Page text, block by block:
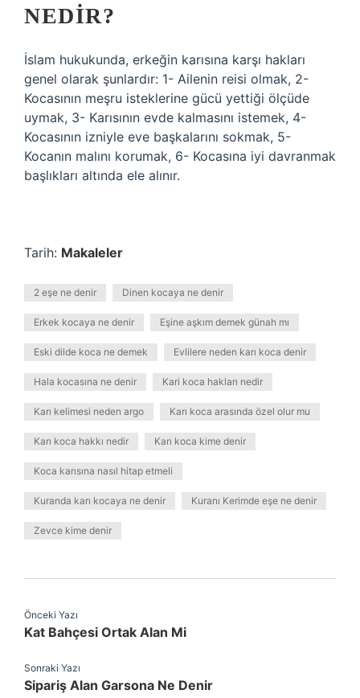
NEDIR?
İslam hukukunda, erkeğin karısına karşı hakları
genel olarak şunlardır: 1- Ailenin reisi olmak, 2-
Kocasının meşru isteklerine gücü yettiği ölçüde
uymak, 3- Karısının evde kalmasını istemek, 4-
Kocasının izniyle eve başkalarını sokmak, 5-
Kocanın malını korumak, 6- Kocasına iyi davranmak
başlıkları altında ele alınır.
Tarih: Makaleler
2 eşe ne denir Dinen kocaya ne denir
Erkek kocaya ne denir Eşine aşkım demek günah mı
Eski dilde koca ne demek Evlilere neden karı koca denir
Hala kocasına ne denir Kari koca hakları nedir
Karı kelimesi neden argo Karı koca arasında özel olur mu
Karı koca hakkı nedir Karı koca kime denir
Koca karısına nasıl hitap etmeli
Kuranda karı kocaya ne denir Kuranı Kerimde eşe ne denir
Zevce kime denir
Önceki Yazı
Kat Bahçesi Ortak Alan Mi
Sonraki Yazı
Sipariş Alan Garsona Ne Denir